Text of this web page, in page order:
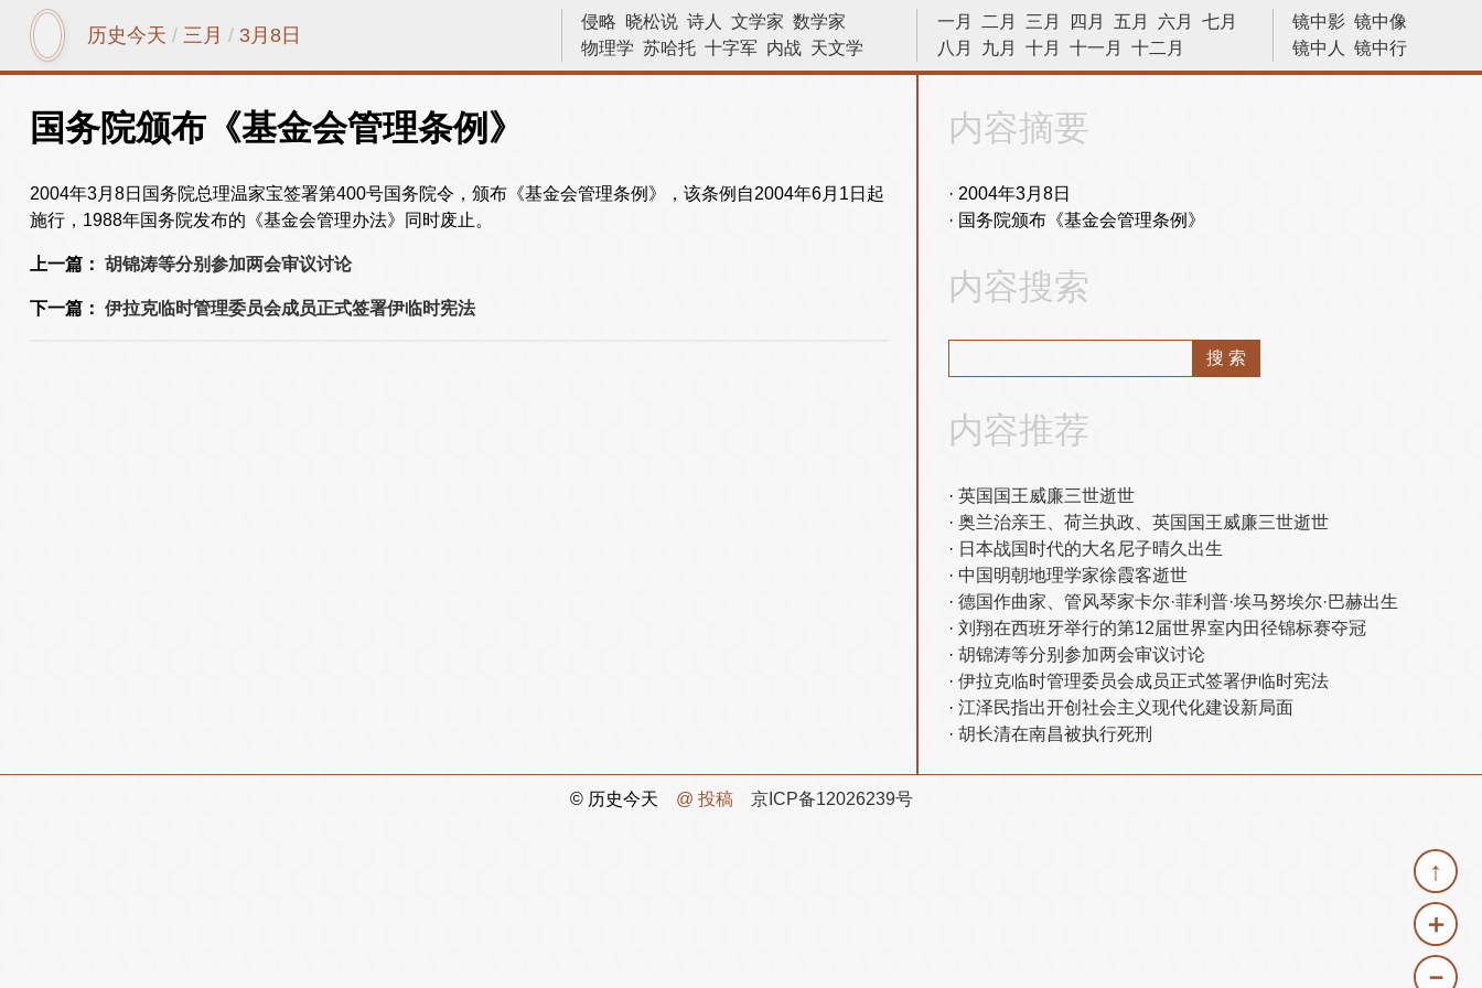
历史今天 / 三月 / 3月8日
镜中影 镜中像
镜中人
镜中行
历史今天
一月 二月 三月 四月 五月 六月
七月
八月
九月 十月 十一月 十二月
侵略 晓松说 诗人 文学家 数学家
物理学 苏哈托 十字军 内战 天文学
战役 建筑 文艺复兴 宇宙 越战 发明
国务院颁布《基金会管理条例》
2004年3月8日国务院总理温家宝签署第400号国务院令，颁布《基金会管理条例》，该条例自2004年6月1日起
施行，1988年国务院发布的《基金会管理办法》同时废止。
上一篇： 胡锦涛等分别参加两会审议讨论
下一篇： 伊拉克临时管理委员会成员正式签署伊临时宪法
内容摘要
2004年3月8日
国务院颁布《基金会管理条例》
内容搜索
内容推荐
英国国王威廉三世逝世
奥兰治亲王、荷兰执政、英国国王威廉三世逝世
日本战国时代的大名尼子晴久出生
中国明朝地理学家徐霞客逝世
德国作曲家、管风琴家卡尔·菲利普·埃马努埃尔·巴赫出生
刘翔在西班牙举行的第12届世界室内田径锦标赛夺冠
胡锦涛等分别参加两会审议讨论
伊拉克临时管理委员会成员正式签署伊临时宪法
江泽民指出开创社会主义现代化建设新局面
胡长清在南昌被执行死刑
↑
＋
－
© 历史今天 @ 投稿 京ICP备12026239号